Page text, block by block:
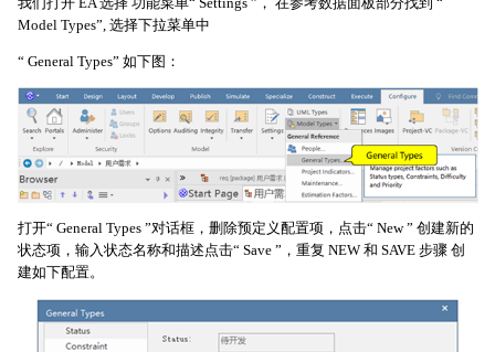
Model Types”, 选择下拉菜单中
“ General Types” 如下图：
打开“ General Types ”对话框，删除预定义配置项，点击“ New ” 创建新的
状态项，输入状态名称和描述点击“ Save ”，重复 NEW 和 SAVE 步骤 创
建如下配置。